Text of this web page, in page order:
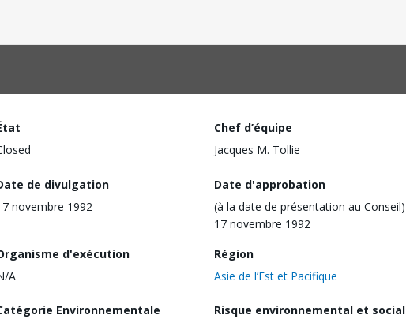
Chef d’équipe
Jacques M. Tollie
de divulgation
novembre 1992
Date d'approbation
(à la date de présentation au Conseil)
17 novembre 1992
d'exécution
A
Région
Asie de l’Est et Pacifique
Environnementale
Risque environnemental et social